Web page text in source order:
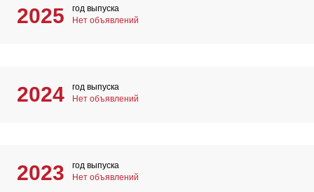
2025
год выпуска
Нет объявлений
2024
год выпуска
Нет объявлений
2023
год выпуска
Нет объявлений